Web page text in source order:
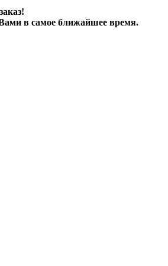
в самое ближайшее время.